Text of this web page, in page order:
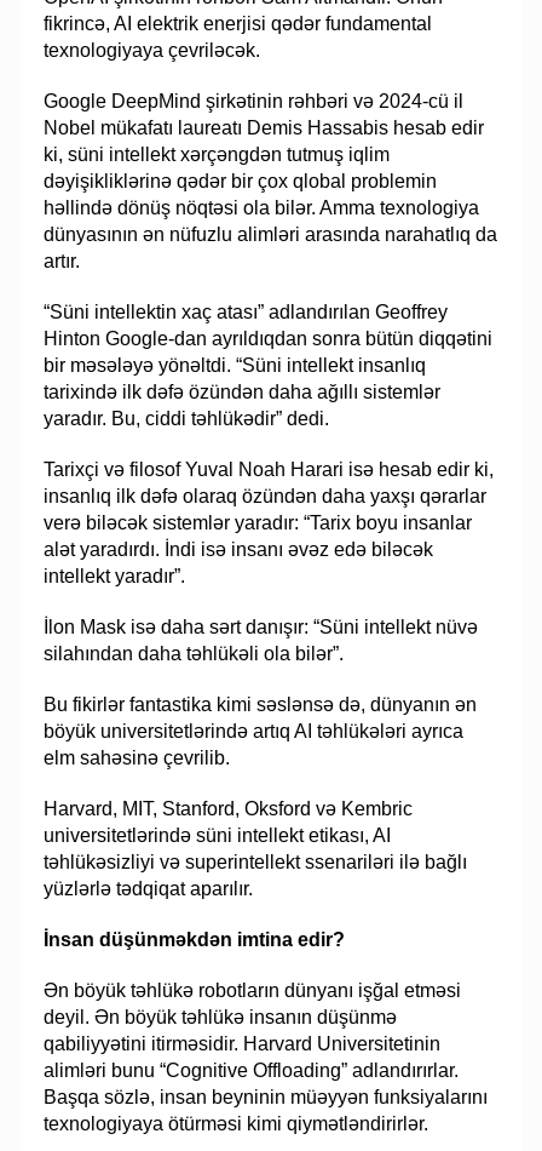
fikrincə, AI elektrik enerjisi qədər fundamental
texnologiyaya çevriləcək.
Google DeepMind şirkətinin rəhbəri və 2024-cü il
Nobel mükafatı laureatı Demis Hassabis hesab edir
ki, süni intellekt xərçəngdən tutmuş iqlim
dəyişikliklərinə qədər bir çox qlobal problemin
həllində dönüş nöqtəsi ola bilər. Amma texnologiya
dünyasının ən nüfuzlu alimləri arasında narahatlıq da
artır.
“Süni intellektin xaç atası” adlandırılan Geoffrey
Hinton Google-dan ayrıldıqdan sonra bütün diqqətini
bir məsələyə yönəltdi. “Süni intellekt insanlıq
tarixində ilk dəfə özündən daha ağıllı sistemlər
yaradır. Bu, ciddi təhlükədir” dedi.
Tarixçi və filosof Yuval Noah Harari isə hesab edir ki,
insanlıq ilk dəfə olaraq özündən daha yaxşı qərarlar
verə biləcək sistemlər yaradır: “Tarix boyu insanlar
alət yaradırdı. İndi isə insanı əvəz edə biləcək
intellekt yaradır”.
İlon Mask isə daha sərt danışır: “Süni intellekt nüvə
silahından daha təhlükəli ola bilər”.
Bu fikirlər fantastika kimi səslənsə də, dünyanın ən
böyük universitetlərində artıq AI təhlükələri ayrıca
elm sahəsinə çevrilib.
Harvard, MIT, Stanford, Oksford və Kembric
universitetlərində süni intellekt etikası, AI
təhlükəsizliyi və superintellekt ssenariləri ilə bağlı
yüzlərlə tədqiqat aparılır.
İnsan düşünməkdən imtina edir?
Ən böyük təhlükə robotların dünyanı işğal etməsi
deyil. Ən böyük təhlükə insanın düşünmə
qabiliyyətini itirməsidir. Harvard Universitetinin
alimləri bunu “Cognitive Offloading” adlandırırlar.
Başqa sözlə, insan beyninin müəyyən funksiyalarını
texnologiyaya ötürməsi kimi qiymətləndirirlər.